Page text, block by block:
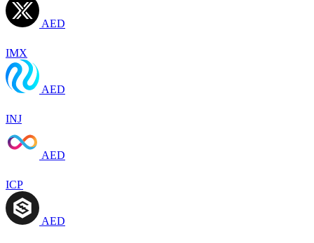
AED
IMX
AED
INJ
AED
ICP
AED